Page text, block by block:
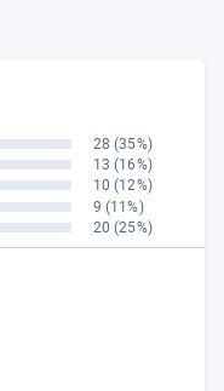
28 (35%)
13 (16%)
10 (12%)
9 (11%)
20 (25%)